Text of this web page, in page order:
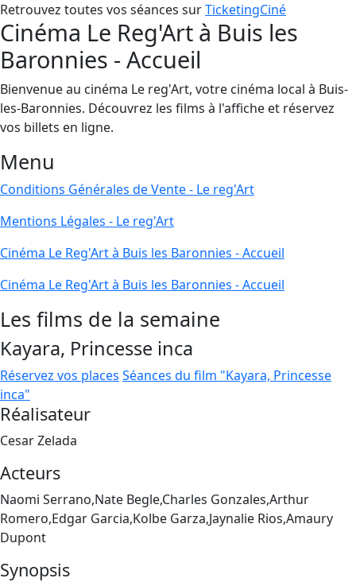
Retrouvez toutes vos séances surTicketingCiné
Cinéma Le Reg'Art à Buis les
Baronnies - Accueil
Bienvenue au cinéma Le reg'Art, votre cinéma local à Buis-
les-Baronnies. Découvrez les films à l'affiche et réservez
vos billets en ligne.
Menu
Conditions Générales de Vente - Le reg'Art
Mentions Légales - Le reg'Art
Cinéma Le Reg'Art à Buis les Baronnies - Accueil
Cinéma Le Reg'Art à Buis les Baronnies - Accueil
Les films de la semaine
Kayara, Princesse inca
Réservez vos places Séances du film "Kayara, Princesse
inca"
Réalisateur
Cesar Zelada
Acteurs
Naomi Serrano,Nate Begle,Charles Gonzales,Arthur
Romero,Edgar Garcia,Kolbe Garza,Jaynalie Rios,Amaury
Dupont
Synopsis